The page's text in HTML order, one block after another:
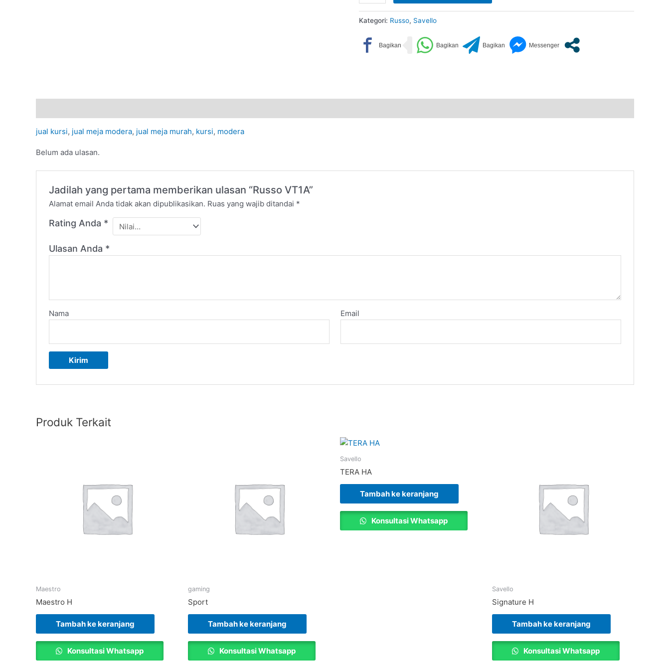
Kategori: Russo, Savello
jual kursi, jual meja modera, jual meja murah, kursi, modera
Belum ada ulasan.
Jadilah yang pertama memberikan ulasan “Russo VT1A”
Alamat email Anda tidak akan dipublikasikan. Ruas yang wajib ditandai *
Rating Anda *
Ulasan Anda *
Nama Email
Produk Terkait
Maestro
Maestro H
Tambah ke keranjang
Konsultasi Whatsapp
gaming
Sport
Tambah ke keranjang
Konsultasi Whatsapp
Savello
TERA HA
Tambah ke keranjang
Konsultasi Whatsapp
Savello
Signature H
Tambah ke keranjang
Konsultasi Whatsapp